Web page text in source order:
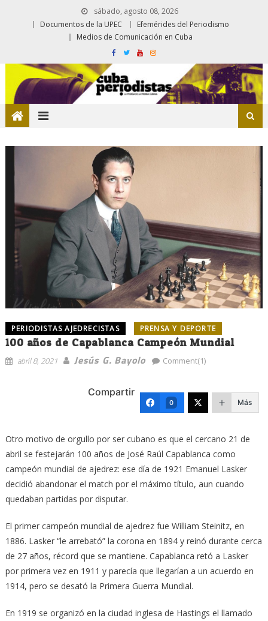
sábado, agosto 08, 2026
Documentos de la UPEC
Efemérides del Periodismo
Medios de Comunicación en Cuba
PERIODISTAS AJEDRECISTAS PRENSA Y DEPORTE
100 años de Capablanca Campeón Mundial
abril 8, 2021 Jesús G. Bayolo Comment(1)
Compartir
0 Más
Otro motivo de orgullo por ser cubano es que el cercano 21 de
abril se festejarán 100 años de José Raúl Capablanca como
campeón mundial de ajedrez: ese día de 1921 Emanuel Lasker
decidió abandonar el match por el máximo título, aun cuando
quedaban partidas por disputar.
El primer campeón mundial de ajedrez fue William Steinitz, en
1886. Lasker “le arrebató” la corona en 1894 y reinó durante cerca
de 27 años, récord que se mantiene. Capablanca retó a Lasker
por primera vez en 1911 y parecía que llegarían a un acuerdo en
1914, pero se desató la Primera Guerra Mundial.
En 1919 se organizó en la ciudad inglesa de Hastings el llamado